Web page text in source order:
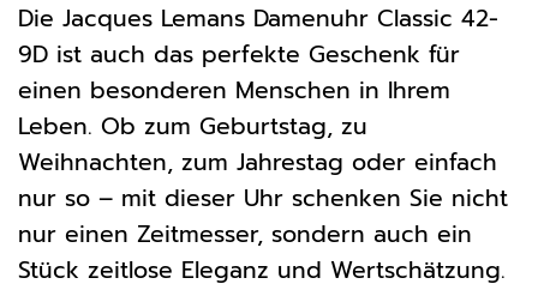
Die Jacques Lemans Damenuhr Classic 42-
9D ist auch das perfekte Geschenk für
einen besonderen Menschen in Ihrem
Leben. Ob zum Geburtstag, zu
Weihnachten, zum Jahrestag oder einfach
nur so – mit dieser Uhr schenken Sie nicht
nur einen Zeitmesser, sondern auch ein
Stück zeitlose Eleganz und Wertschätzung.